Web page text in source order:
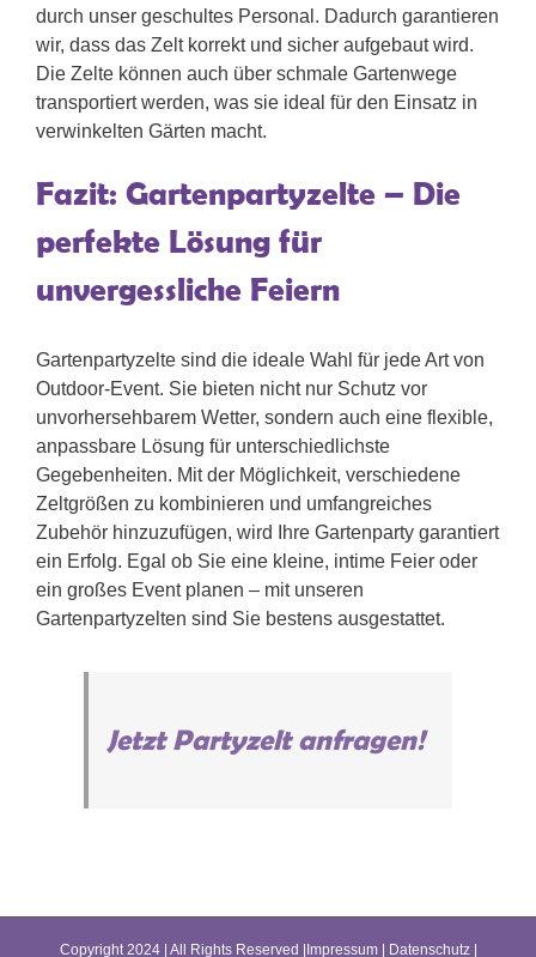
durch unser geschultes Personal. Dadurch garantieren
wir, dass das Zelt korrekt und sicher aufgebaut wird.
Die Zelte können auch über schmale Gartenwege
transportiert werden, was sie ideal für den Einsatz in
verwinkelten Gärten macht.
Fazit: Gartenpartyzelte – Die
perfekte Lösung für
unvergessliche Feiern
Gartenpartyzelte sind die ideale Wahl für jede Art von
Outdoor-Event. Sie bieten nicht nur Schutz vor
unvorhersehbarem Wetter, sondern auch eine flexible,
anpassbare Lösung für unterschiedlichste
Gegebenheiten. Mit der Möglichkeit, verschiedene
Zeltgrößen zu kombinieren und umfangreiches
Zubehör hinzuzufügen, wird Ihre Gartenparty garantiert
ein Erfolg. Egal ob Sie eine kleine, intime Feier oder
ein großes Event planen – mit unseren
Gartenpartyzelten sind Sie bestens ausgestattet.
Jetzt Partyzelt anfragen!
Copyright 2024 | All Rights Reserved | Impressum| Datenschutz|